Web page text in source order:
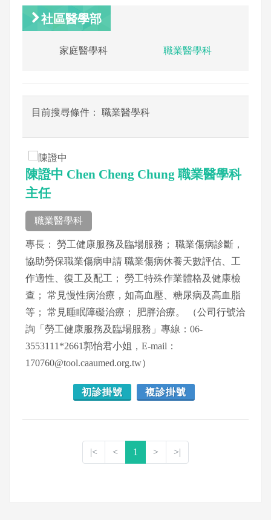
社區醫學部
家庭醫學科 職業醫學科
目前搜尋條件： 職業醫學科
陳證中 Chen Cheng Chung 職業醫學科
主任
職業醫學科
專長： 勞工健康服務及臨場服務； 職業傷病診斷，
協助勞保職業傷病申請 職業傷病休養天數評估、工
作適性、復工及配工； 勞工特殊作業體格及健康檢
查； 常見慢性病治療，如高血壓、糖尿病及高血脂
等； 常見睡眠障礙治療； 肥胖治療。 （公司行號洽
詢「勞工健康服務及臨場服務」專線：06-
3553111*2661郭怡君小姐，E-mail：
170760@tool.caaumed.org.tw）
初診掛號 複診掛號
|< < 1 > >|